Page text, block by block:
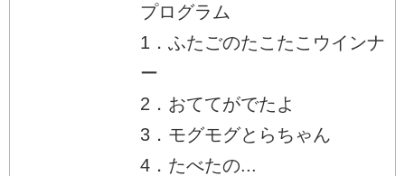
プログラム
1．ふたごのたこたこウインナ
ー
2．おててがでたよ
3．モグモグとらちゃん
4．たべたの...